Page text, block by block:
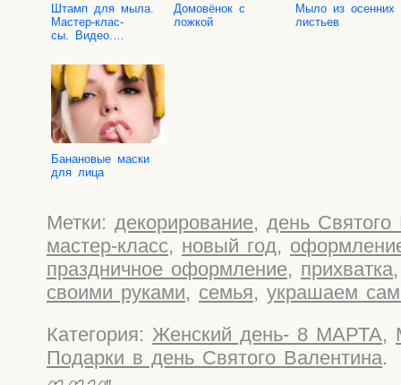
Штамп для мыла.
Мастер-клас­
сы. Видео.…
Домо­вё­нок с
ложкой
Мыло из осен­них
листьев
Бана­но­вые мас­ки
для лица
Метки: декорирование, день Святого
мастер-класс, новый год,
праздничное оформление, прихватка
своими руками, семья, украшаем
Категория: Женский день- 8 МАРТА,
Подарки в день Святого Валентина.